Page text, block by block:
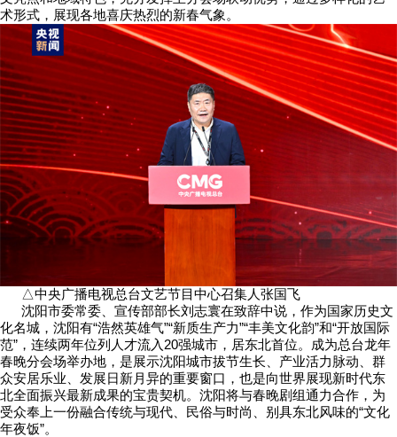
术形式，展现各地喜庆热烈的新春气象。
△中央广播电视总台文艺节目中心召集人张国飞
沈阳市委常委、宣传部部长刘志寰在致辞中说，作为国家历史文
化名城，沈阳有“浩然英雄气”“新质生产力”“丰美文化韵”和“开放国际
范”，连续两年位列人才流入20强城市，居东北首位。成为总台龙年
春晚分会场举办地，是展示沈阳城市拔节生长、产业活力脉动、群
众安居乐业、发展日新月异的重要窗口，也是向世界展现新时代东
北全面振兴最新成果的宝贵契机。沈阳将与春晚剧组通力合作，为
受众奉上一份融合传统与现代、民俗与时尚、别具东北风味的“文化
年夜饭”。